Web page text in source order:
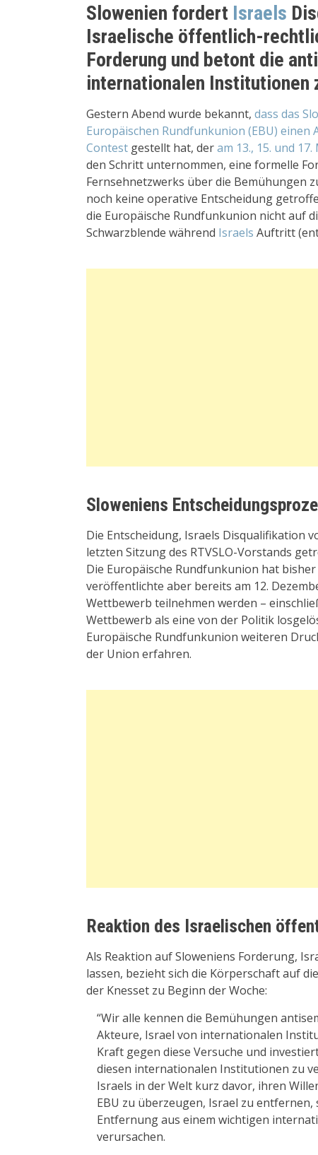
Slowenien fordert Israels
Israelische öffentlich-
Forderung und betont die
internationalen Institutionen
Gestern Abend wurde bekannt, dass das
Europäischen Rundfunkunion (EBU)
Contest gestellt hat, deram 13., 15. und 17.
den Schritt unternommen, eine formelle
Fernsehnetzwerks über die Bemühungen
noch keine operative Entscheidung
die Europäische Rundfunkunion nicht auf
Schwarzblende während Israels Auftritt
Sloweniens
Die Entscheidung, Israels Disqualifikation
letzten Sitzung des RTVSLO-Vorstands
Die Europäische Rundfunkunion hat
veröffentlichte aber bereits am 12.
Wettbewerb teilnehmen werden –
Wettbewerb als eine von der Politik
Europäische Rundfunkunion weiteren
der Union erfahren.
Reaktion des Israelischen
Als Reaktion auf Sloweniens Forderung,
lassen, bezieht sich die Körperschaft auf
der Knesset zu Beginn der Woche:
“Wir alle kennen die Bemühungen
Akteure, Israel von internationalen
Kraft gegen diese Versuche und
diesen internationalen Institutionen zu
Israels in der Welt kurz davor, ihren
EBU zu überzeugen, Israel zu
Entfernung aus einem wichtigen
verursachen.